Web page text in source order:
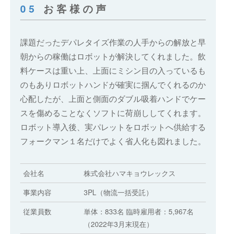
お客様の声
05
課題だったデパレタイズ作業の人手からの解放と早
朝からの稼働はロボットが解決してくれました。飲
料ケースは重い上、上面にミシン目の入っているも
のもありロボットハンドが確実に掴んでくれるのか
心配したが、上面と側面のダブル吸着ハンドでケー
スを傷めることなくソフトに荷崩ししてくれます。
ロボット導入後、実パレットをロボットへ供給する
フォークマン１名だけでよく省人化も図れました。
会社名
株式会社ハマキョウレックス
事業内容
3PL（物流一括受託）
従業員数
単体：833名 臨時雇用者：5,967名
（2022年3月末現在）